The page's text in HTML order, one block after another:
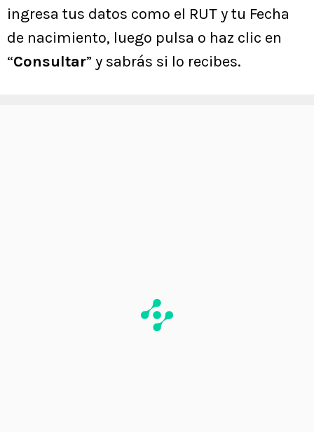
ingresa tus datos como el RUT y tu Fecha
de nacimiento, luego pulsa o haz clic en
“Consultar” y sabrás si lo recibes.